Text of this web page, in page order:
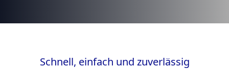
Schnell, einfach und zuverlässig